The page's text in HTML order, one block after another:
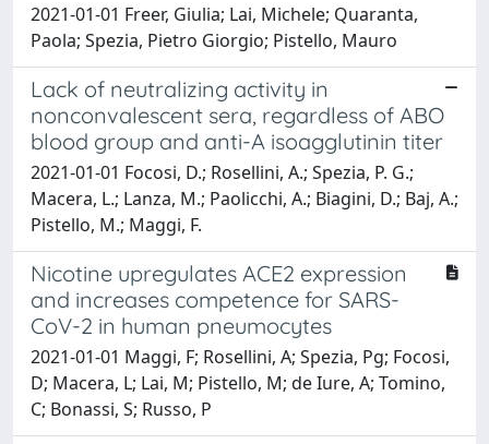
2021-01-01 Freer, Giulia; Lai, Michele; Quaranta,
Paola; Spezia, Pietro Giorgio; Pistello, Mauro
Lack of neutralizing activity in
nonconvalescent sera, regardless of ABO
blood group and anti-A isoagglutinin titer
2021-01-01 Focosi, D.; Rosellini, A.; Spezia, P. G.;
Macera, L.; Lanza, M.; Paolicchi, A.; Biagini, D.; Baj, A.;
Pistello, M.; Maggi, F.
Nicotine upregulates ACE2 expression
and increases competence for SARS-
CoV-2 in human pneumocytes
2021-01-01 Maggi, F; Rosellini, A; Spezia, Pg; Focosi,
D; Macera, L; Lai, M; Pistello, M; de Iure, A; Tomino,
C; Bonassi, S; Russo, P